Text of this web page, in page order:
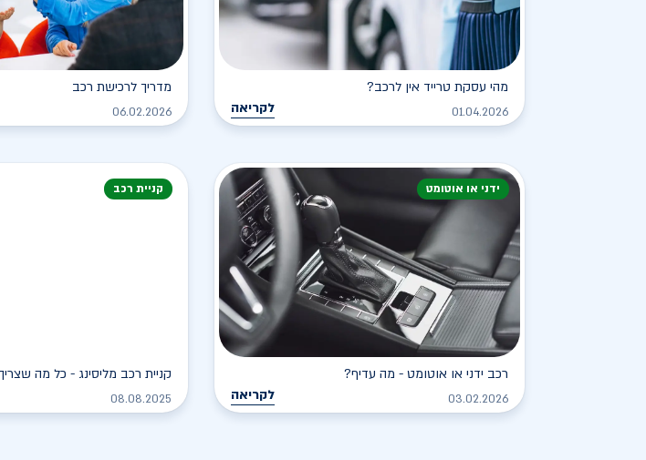
מהי עסקת טרייד אין לרכב?
01.04.2026 לקריאה
מדריך לרכישת רכב
06.02.2026
ידני או אוטומט
רכב ידני או אוטומט - מה עדיף?
03.02.2026 לקריאה
קניית רכב
קניית רכב מליסינג - כל מה
08.08.2025